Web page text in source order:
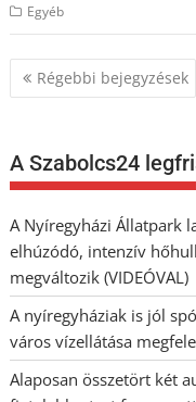
Egyéb
Bejegyzés
navigáció
Régebbi bejegyzések
A Szabolcs24
A Nyíregyházi Állatpark
elhúzódó, intenzív
megváltozik (VIDEÓVAL)
A nyíregyháziak is jól
város vízellátása
Alaposan összetört két